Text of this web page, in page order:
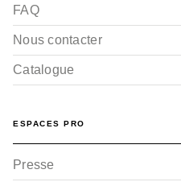
FAQ
Nous contacter
Catalogue
ESPACES PRO
Presse